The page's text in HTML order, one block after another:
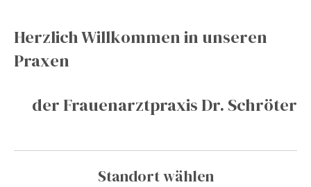
Herzlich Willkommen in unseren
Praxen
der Frauenarztpraxis Dr. Schröter
Standort wählen